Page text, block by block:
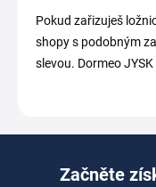
Pokud zařizuješ
shopy s podobným
slevou. Dormeo
Začněte